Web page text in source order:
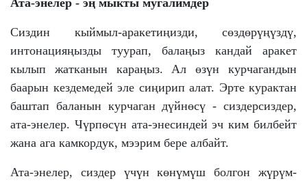
Сиздин кыймыл-аракетиңизди, сөздөрүңүздү,
интонацияңызды туурап, балаңыз кандай аракет
кылып жатканын караңыз. Ал өзүн курчагандын
баарын кездемедей эле сиңирип алат. Эрте курактан
баштап баланын курчаган дүйнөсү - сиздерсиздер,
ата-энелер. Чүрпөсүн ата-энесиндей эч ким билбейт
жана ага камкордук, мээрим бере албайт.
Ата-энелер, сиздер үчүн көнүмүш болгон жүрүм-